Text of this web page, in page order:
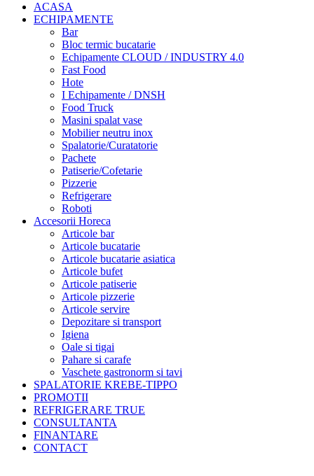
ACASA
ECHIPAMENTE
Bar
Bloc termic bucatarie
Echipamente CLOUD / INDUSTRY 4.0
Fast Food
Hote
I Echipamente / DNSH
Food Truck
Masini spalat vase
Mobilier neutru inox
Spalatorie/Curatatorie
Pachete
Patiserie/Cofetarie
Pizzerie
Refrigerare
Roboti
Accesorii Horeca
Articole bar
Articole bucatarie
Articole bucatarie asiatica
Articole bufet
Articole patiserie
Articole pizzerie
Articole servire
Depozitare si transport
Igiena
Oale si tigai
Pahare si carafe
Vaschete gastronorm si tavi
SPALATORIE KREBE-TIPPO
PROMOTII
REFRIGERARE TRUE
CONSULTANTA
FINANTARE
CONTACT